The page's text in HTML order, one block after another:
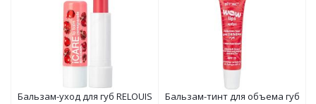
Бальзам-уход для губ RELOUIS
Бальзам-тинт для объема губ